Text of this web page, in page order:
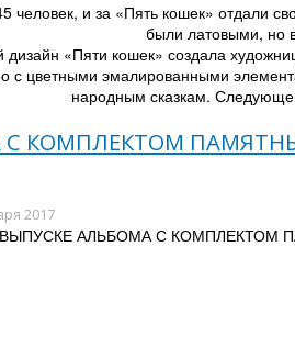
человек, и за «Пять кошек» отдали
были латовыми, но
дизайн «Пяти кошек» создала
с цветными эмалированными
народным сказкам.
С КОМПЛЕКТОМ
2017
ВЫПУСКЕ АЛЬБОМА С